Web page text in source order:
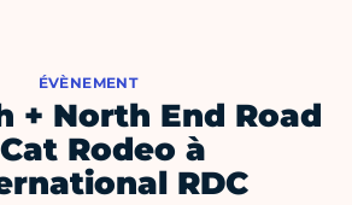
ÉVÈNEMENT
+ North End Road
Rodeo à
RDC